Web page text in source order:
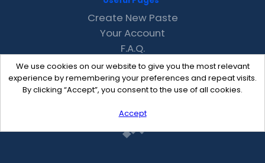
We use cookies on our website to give you the most relevant
experience by remembering your preferences and repeat visits.
By clicking “Accept”, you consent to the use of all cookies.
Accept
Create New Paste
Your Account
F.A.Q.
Recent
Contact